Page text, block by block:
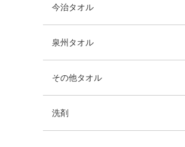
今治タオル
泉州タオル
その他タオル
洗剤